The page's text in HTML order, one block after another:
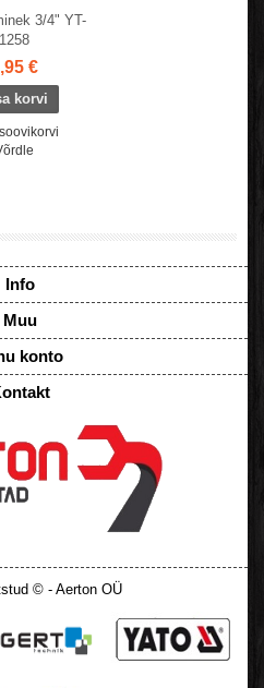
3/4" YT-
1258
€
Info
Muu
konto
© - Aerton OÜ